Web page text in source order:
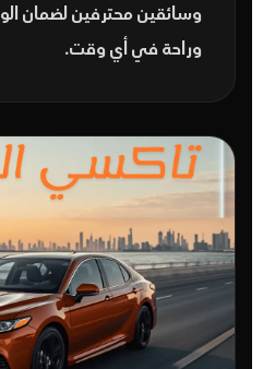
وسائقين محترفين لضمان
وراحة في أي وقت.